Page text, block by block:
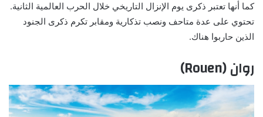
كما أنها تعتبر ذكرى يوم الإنزال التاريخي خلال الحرب العالمية الثانية.
تحتوي على عدة متاحف ونصب تذكارية ومقابر تكرم ذكرى الجنود
الذين حاربوا هناك.
روان (Rouen)